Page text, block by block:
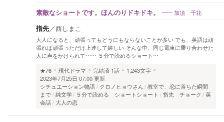
素敵なショートです。ほんのりドキドキ。 加須 千花
指先／西しまこ
大人になると、頑張ってもどうにもならないことが多い でも、英語は頑
張れば頑張っただけ上達して嬉しい そんな中、同じ電車に乗り合わせた
人に声をかけられて…… ５分で読めるショート…
★76
現代ドラマ 完結済 1話
1,243文字
2023年7月25日 07:00 更新
シチュエーション物語
クロノヒョウさん 教室で、恋に落ちた瞬間
まで 純文学 ５分で読める ショートショート 指先 チョーク
英
会話 大人の恋